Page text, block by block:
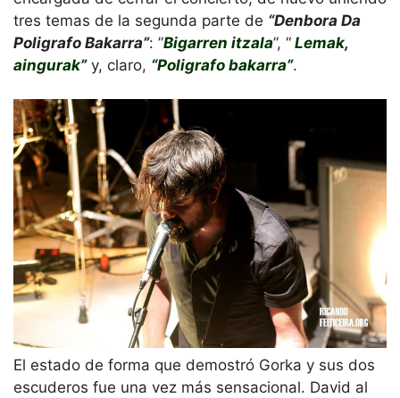
tres temas de la segunda parte de “Denbora Da
Poligrafo Bakarra”: ”Bigarren itzala”, “ Lemak,
aingurak”y, claro, “Poligrafo bakarra”.
El estado de forma que demostró Gorka y sus dos
escuderos fue una vez más sensacional. David al